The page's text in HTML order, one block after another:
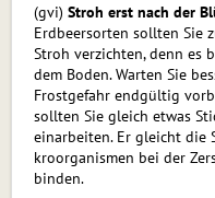
(gvi) Stroh erst nach der
Erdbeersorten sollten Sie
Stroh verzichten, denn es
dem Boden. Warten Sie
Frostgefahr endgültig
sollten Sie gleich etwas
einarbeiten. Er gleicht die
kroorganismen bei der
binden.